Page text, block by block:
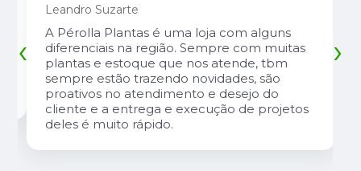
Leandro Suzarte
A Pérolla Plantas é uma loja com alguns
diferenciais na região. Sempre com muitas
plantas e estoque que nos atende, tbm
sempre estão trazendo novidades, são
proativos no atendimento e desejo do
cliente e a entrega e execução de projetos
deles é muito rápido.
‹ ›